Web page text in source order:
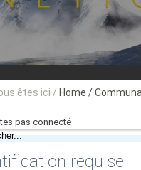
êtes ici / Home /
pas connecté
requise